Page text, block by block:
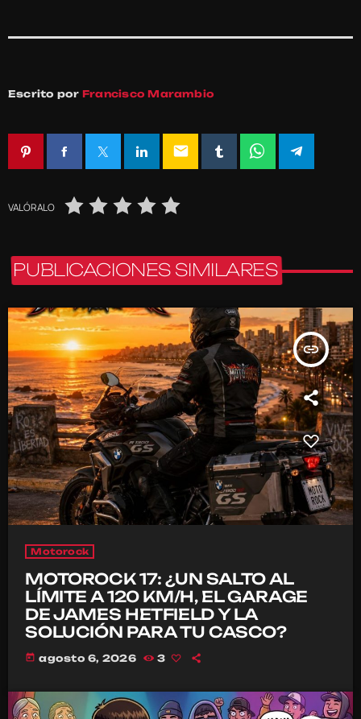
Escrito por Francisco Marambio
email
VALÓRALO
PUBLICACIONES SIMILARES
insert_link
Motorock
MOTOROCK 17: ¿UN SALTO AL
LÍMITE A 120 KM/H, EL GARAGE
DE JAMES HETFIELD Y LA
SOLUCIÓN PARA TU CASCO?
today agosto 6, 2026 3